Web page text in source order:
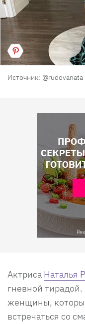
Источник: @rudovanata
Актриса Наталья
гневной
женщины,
встречаться со